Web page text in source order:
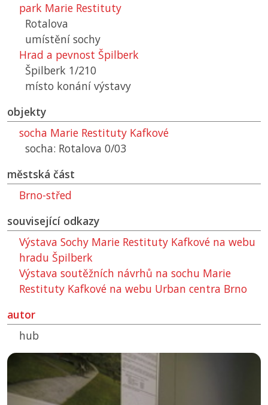
park Marie Restituty
Rotalova
umístění sochy
Hrad a pevnost Špilberk
Špilberk 1/210
místo konání výstavy
objekty
socha Marie Restituty Kafkové
socha: Rotalova 0/03
městská část
Brno-střed
související odkazy
Výstava Sochy Marie Restituty Kafkové na webu
hradu Špilberk
Výstava soutěžních návrhů na sochu Marie
Restituty Kafkové na webu Urban centra Brno
autor
hub